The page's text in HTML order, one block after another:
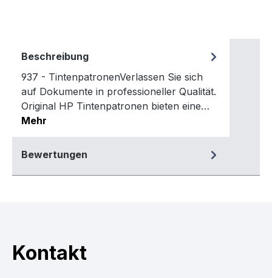
Beschreibung
937 - TintenpatronenVerlassen Sie sich
auf Dokumente in professioneller Qualität.
Original HP Tintenpatronen bieten eine…
Mehr
Bewertungen
Kontakt